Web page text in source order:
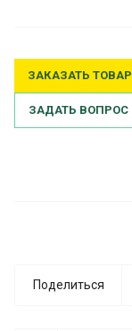
ЗАКАЗАТЬ ТОВАР
ЗАДАТЬ ВОПРОС
Поделиться